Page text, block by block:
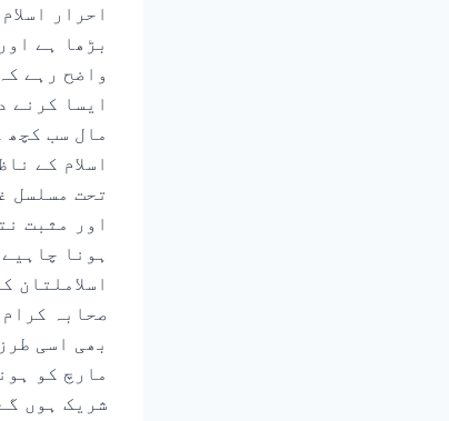
احرار
بڑھا ہے
واضح رہے
ایسا کرنے
مال سب
اسلام کے
تحت مسلسل
اور مثبت
ہونا
اسلاملتان
صحابہ
مارچ کو
شریک ہوں